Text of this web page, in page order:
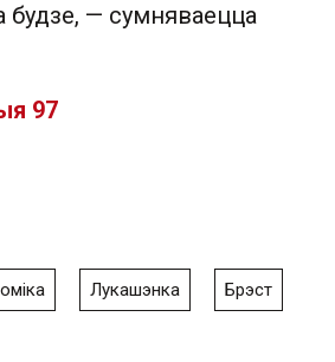
— сумняваецца
97
Лукашэнка Брэст